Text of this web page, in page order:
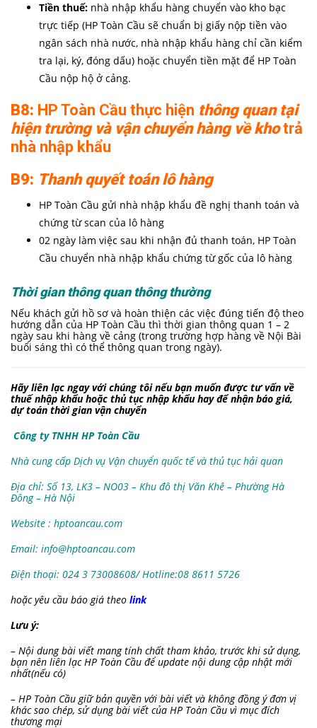
Tiền thuế: nhà nhập khẩu hàng chuyển vào kho bạc
trực tiếp (HP Toàn Cầu sẽ chuẩn bị giấy nộp tiền vào
ngân sách nhà nước, nhà nhập khẩu hàng chỉ cần kiểm
tra lại, ký, đóng dấu) hoặc chuyển tiền mặt để HP Toàn
Cầu nộp hộ ở cảng.
B8: HP Toàn Cầu thực hiện thông quan tại
hiện trường và vận chuyển hàng về khotrả
nhà nhập khẩu
B9: Thanh quyết toán lô hàng
HP Toàn Cầu gửi nhà nhập khẩu đề nghị thanh toán và
chứng từ scan của lô hàng
02 ngày làm việc sau khi nhận đủ thanh toán, HP Toàn
Cầu chuyển nhà nhập khẩu chứng từ gốc của lô hàng
Thời gian thông quan thông thường
Nếu khách gửi hồ sơ và hoàn thiện các việc đúng tiến độ theo
hướng dẫn của HP Toàn Cầu thì thời gian thông quan 1 – 2
ngày sau khi hàng về cảng (trong trường hợp hàng về Nội Bài
buổi sáng thì có thể thông quan trong ngày).
Hãy liên lạc ngay với chúng tôi nếu bạn muốn được tư vấn về
thuếnhập khẩu hoặc thủ tục nhập khẩu hay để nhận báo giá,
dự toán thời gian vận chuyển
Công ty TNHH HP Toàn Cầu
Nhà cung cấp Dịch vụ Vận chuyển quốc tế và thủ tục hải quan
Địa chỉ: Số 13, LK3 – NO03 – Khu đô thị Văn Khê – Phường Hà
Đông – Hà Nội
Website : hptoancau.com
Email: info@hptoancau.com
Điện thoại: 024 3 73008608/ Hotline:08 8611 5726
hoặc yêu cầu báo giá theo link
Lưu ý:
– Nội dung bài viết mang tính chất tham khảo, trước khi sử dụng,
bạn nên liên lạc HP Toàn Cầu để update nội dung cập nhật mới
nhất(nếu có)
– HP Toàn Cầu giữ bản quyền với bài viết và không đồng ý đơn vị
khác sao chép, sử dụng bài viết của HP Toàn Cầu vì mục đích
thương mại